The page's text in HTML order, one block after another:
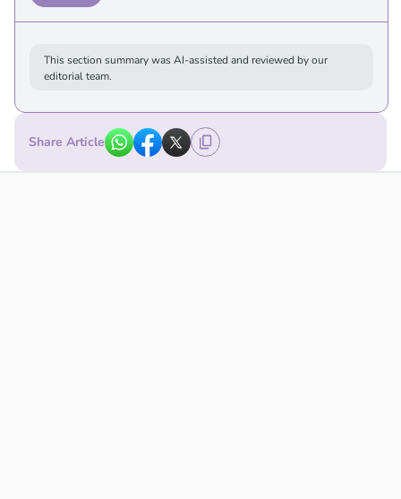
This section summary was AI-assisted and reviewed by our
editorial team.
Share Article